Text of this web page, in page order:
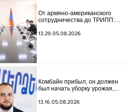
От армяно-американского
сотрудничества до ТРИПП:
советника специального
13.29.05.08.2026
Комбайн прибыл, он должен
был начать уборку урожая,
постановление о запрете
13.16.05.08.2026